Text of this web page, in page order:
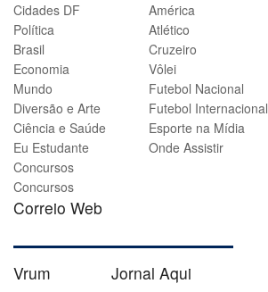
Cidades DF
Política
Brasil
Economia
Mundo
Diversão e Arte
Ciência e Saúde
Eu Estudante
Concursos
Concursos
Correio Web
América
Atlético
Cruzeiro
Vôlei
Futebol Nacional
Futebol Internacional
Esporte na Mídia
Onde Assistir
Vrum Jornal Aqui